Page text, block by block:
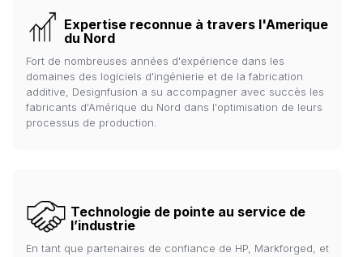
Expertise reconnue à travers l'Amerique
du Nord
Fort de nombreuses années d'expérience dans les
domaines des logiciels d'ingénierie et de la fabrication
additive, Designfusion a su accompagner avec succès les
fabricants d'Amérique du Nord dans l'optimisation de leurs
processus de production.
Technologie de pointe au service de
l’industrie
En tant que partenaires de confiance de HP, Markforged, et